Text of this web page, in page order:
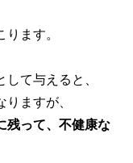
ます。
て与えると、
ますが、
残って、不健康な